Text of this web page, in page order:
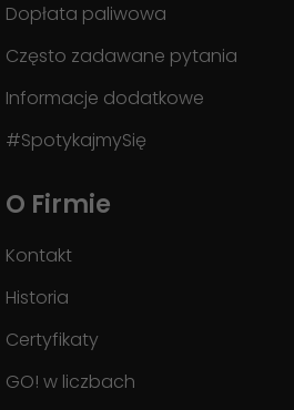
Dopłata paliwowa
Często zadawane pytania
Informacje dodatkowe
#SpotykajmySię
O Firmie
Kontakt
Historia
Certyfikaty
GO! w liczbach